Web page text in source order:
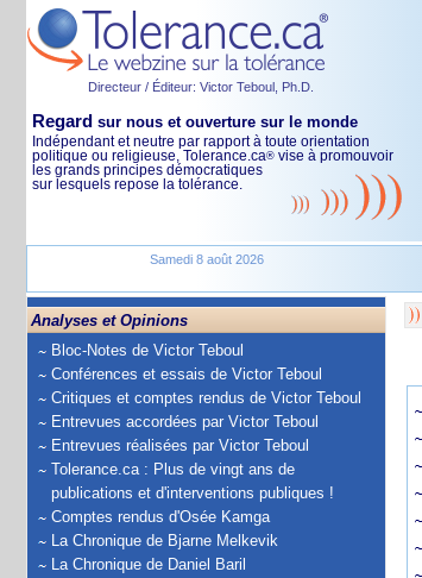
Directeur / Éditeur: Victor Teboul, Ph.D.
Regard sur nous et ouverture sur le monde
Indépendant et neutre par rapport à toute orientation
politique ou religieuse, Tolerance.ca® vise à promouvoir
les grands principes démocratiques
sur lesquels repose la tolérance.
Samedi 8 août 2026
Analyses et Opinions
Bloc-Notes de Victor Teboul
Conférences et essais de Victor Teboul
Critiques et comptes rendus de Victor Teboul
Entrevues accordées par Victor Teboul
Entrevues réalisées par Victor Teboul
Tolerance.ca : Plus de vingt ans de
publications et d'interventions publiques !
Comptes rendus d'Osée Kamga
La Chronique de Bjarne Melkevik
La Chronique de Daniel Baril